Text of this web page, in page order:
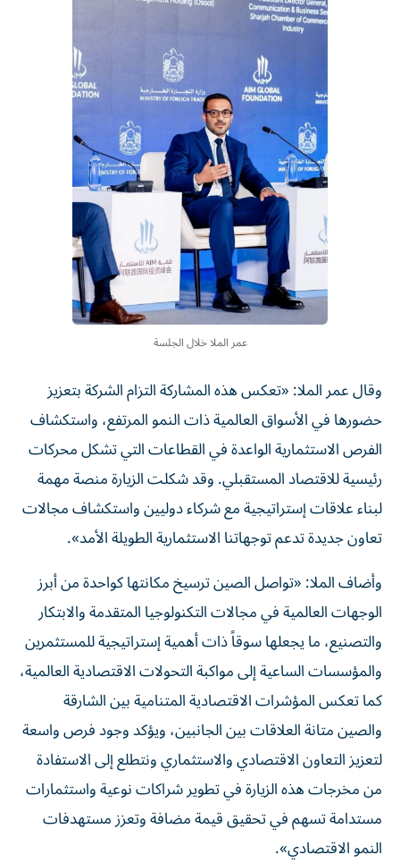
عمر الملا خلال الجلسة
وقال عمر الملا: «تعكس هذه المشاركة التزام الشركة بتعزيز
حضورها في الأسواق العالمية ذات النمو المرتفع، واستكشاف
الفرص الاستثمارية الواعدة في القطاعات التي تشكل محركات
رئيسية للاقتصاد المستقبلي. وقد شكلت الزيارة منصة مهمة
لبناء علاقات إستراتيجية مع شركاء دوليين واستكشاف مجالات
تعاون جديدة تدعم توجهاتنا الاستثمارية الطويلة الأمد».
وأضاف الملا: «تواصل الصين ترسيخ مكانتها كواحدة من أبرز
الوجهات العالمية في مجالات التكنولوجيا المتقدمة والابتكار
والتصنيع، ما يجعلها سوقاً ذات أهمية إستراتيجية للمستثمرين
والمؤسسات الساعية إلى مواكبة التحولات الاقتصادية العالمية،
كما تعكس المؤشرات الاقتصادية المتنامية بين الشارقة
والصين متانة العلاقات بين الجانبين، ويؤكد وجود فرص واسعة
لتعزيز التعاون الاقتصادي والاستثماري ونتطلع إلى الاستفادة
من مخرجات هذه الزيارة في تطوير شراكات نوعية واستثمارات
مستدامة تسهم في تحقيق قيمة مضافة وتعزز مستهدفات
النمو الاقتصادي».